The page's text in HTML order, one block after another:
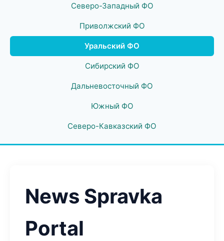
Северо-Западный ФО
Приволжский ФО
Уральский ФО
Сибирский ФО
Дальневосточный ФО
Южный ФО
Северо-Кавказский ФО
News Spravka
Portal